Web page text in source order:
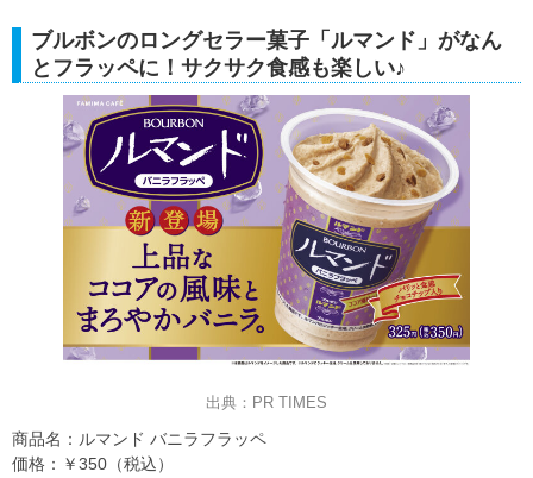
ブルボンのロングセラー菓子「ルマンド」がなん
とフラッペに！サクサク食感も楽しい♪
出典：PR TIMES
商品名：ルマンド バニラフラッペ
価格：￥350（税込）